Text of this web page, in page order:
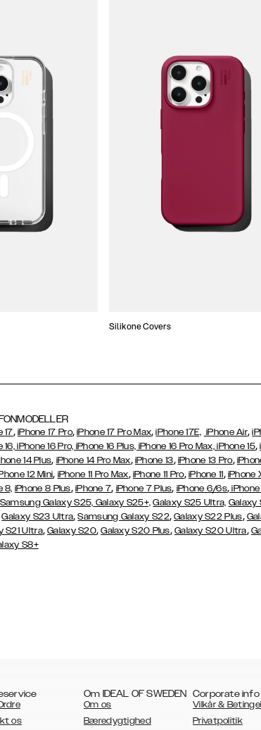
Silikone Covers
17, iPhone 17 Pro,iPhone 17 Pro Max,iPhone 17E, iPhone Air,
16, iPhone 16 Pro, iPhone 16 Plus, iPhone 16 Pro Max, iPhone 15,
14 Plus, iPhone 14 Pro Max, iPhone 13, iPhone 13 Pro,
12 Mini, iPhone 11 Pro Max, iPhone 11 Pro, iPhone 11, iPhone
8, iPhone 8 Plus, iPhone 7, iPhone 7 Plus, iPhone 6/6s,
Samsung Galaxy S25, Galaxy S25+, Galaxy S25 Ultra, Galaxy
Galaxy S23 Ultra,Samsung Galaxy S22,Galaxy S22 Plus,
S21 Ultra,Galaxy S20,Galaxy S20 Plus, Galaxy S20 Ultra,
S8+
os
Om IDEAL OF SWEDEN
Om os
Bæredygtighed
Corporate info
Vilkår &
Privatpolitik